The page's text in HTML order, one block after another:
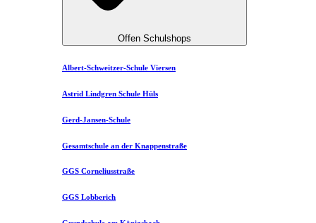
Offen Schulshops
Albert-Schweitzer-Schule Viersen
Astrid Lindgren Schule Hüls
Gerd-Jansen-Schule
Gesamtschule an der Knappenstraße
GGS Corneliusstraße
GGS Lobberich